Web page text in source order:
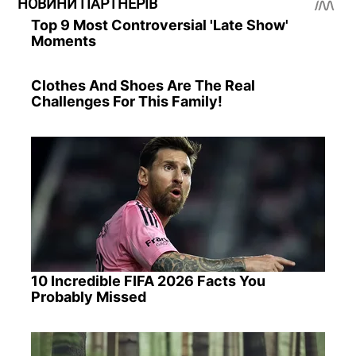
Top 9 Most Controversial 'Late Show'
Moments
Clothes And Shoes Are The Real
Challenges For This Family!
10 Incredible FIFA 2026 Facts You
Probably Missed